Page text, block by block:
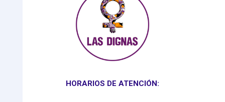
HORARIOS DE ATENCIÓN: